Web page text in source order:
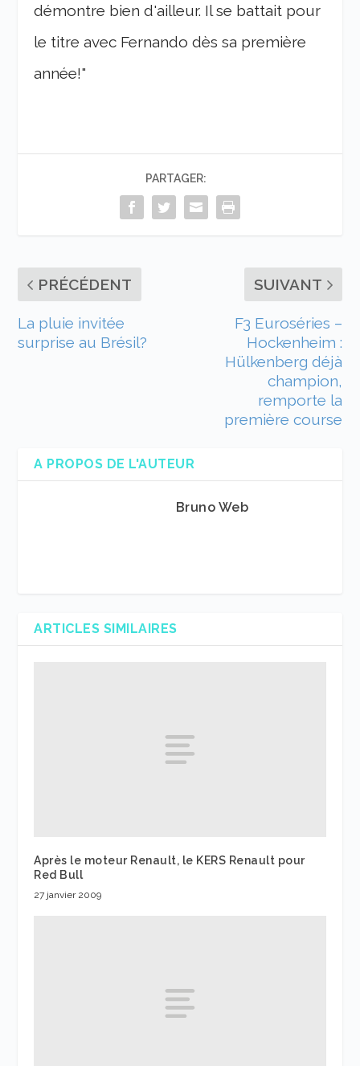
démontre bien d'ailleur. Il se battait pour
le titre avec Fernando dès sa première
année!"
PARTAGER:
PRÉCÉDENT
La pluie invitée
surprise au Brésil?
SUIVANT
F3 Euroséries –
Hockenheim :
Hülkenberg déjà
champion,
remporte la
première course
A PROPOS DE L'AUTEUR
Bruno Web
ARTICLES SIMILAIRES
Après le moteur Renault, le KERS Renault pour
Red Bull
27 janvier 2009